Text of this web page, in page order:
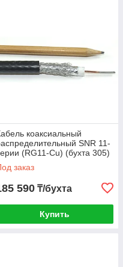
коаксиальный
SNR 11-
(RG11-Cu) (бухта 305)
заказ
590 ₸/бухта
Купить